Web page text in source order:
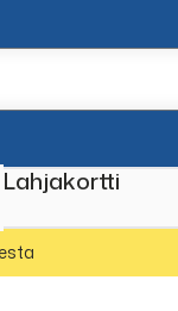
Lahjakortti